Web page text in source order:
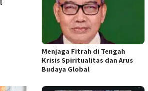
Menjaga Fitrah di Tengah
Krisis Spiritualitas dan Arus
Budaya Global